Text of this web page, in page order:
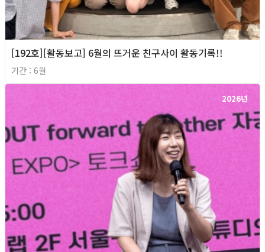
[192호][활동보고] 6월의 뜨거운 친구사이 활동기록!!
기간 : 6월
2026년